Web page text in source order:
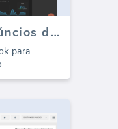
Desempenho dos Anúncios do Facebook (Relatório)
para